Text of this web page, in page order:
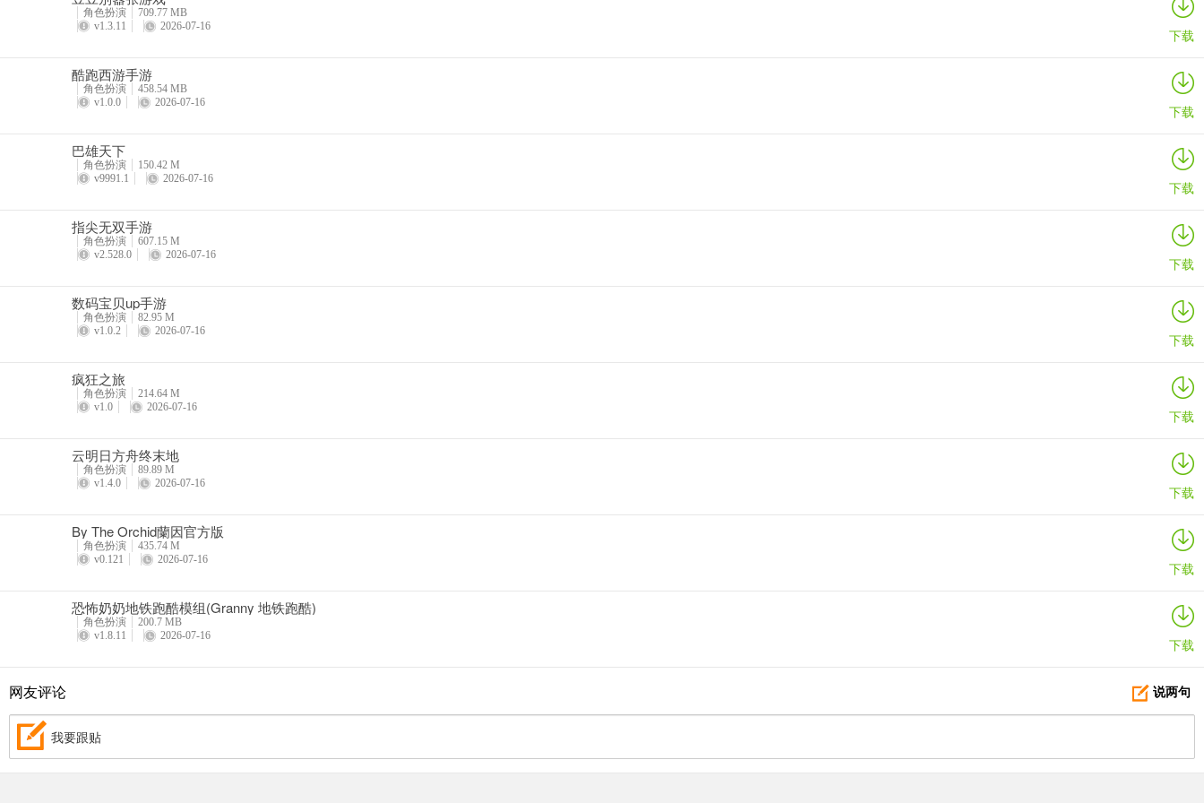
角色扮演
709.77 MB
v1.3.11
2026-07-16 下载
酷跑西游手游
角色扮演
458.54 MB
v1.0.0
2026-07-16 下载
巴雄天下
角色扮演
150.42 M
v9991.1
2026-07-16 下载
指尖无双手游
角色扮演
607.15 M
v2.528.0
2026-07-16 下载
数码宝贝up手游
角色扮演
82.95 M
v1.0.2
2026-07-16 下载
疯狂之旅
角色扮演
214.64 M
v1.0
2026-07-16 下载
云明日方舟终末地
角色扮演
89.89 M
v1.4.0
2026-07-16 下载
By The Orchid蘭因官方版
角色扮演
435.74 M
v0.121
2026-07-16 下载
恐怖奶奶地铁跑酷模组(Granny 地铁跑酷)
角色扮演
200.7 MB
v1.8.11
2026-07-16 下载
说两句
网友评论
我要跟贴